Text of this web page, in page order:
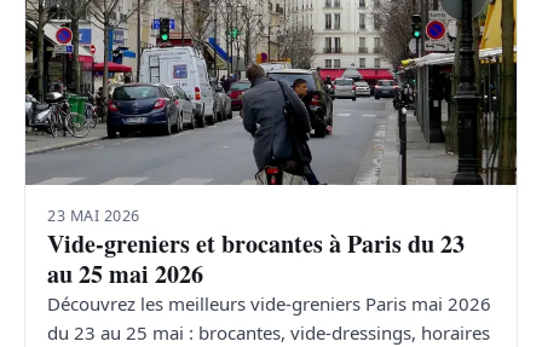
23 MAI 2026
Vide-greniers et brocantes à Paris du 23
au 25 mai 2026
Découvrez les meilleurs vide-greniers Paris mai 2026
du 23 au 25 mai : brocantes, vide-dressings, horaires